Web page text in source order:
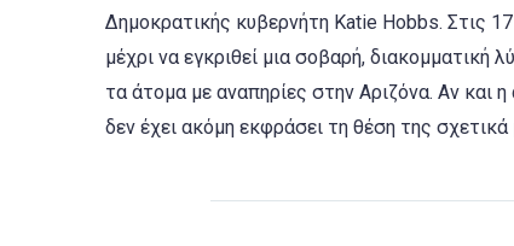
Δημοκρατικής κυβερνήτη Katie Hobbs. Στις
μέχρι να εγκριθεί μια σοβαρή, διακομματική
τα άτομα με αναπηρίες στην Αριζόνα. Αν και
δεν έχει ακόμη εκφράσει τη θέση της